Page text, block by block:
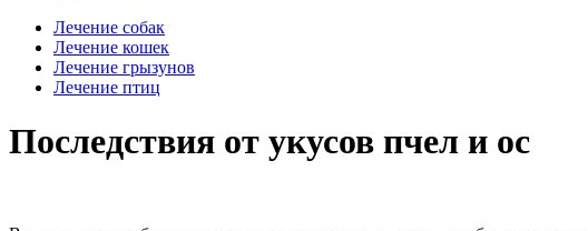
Лечение собак
Лечение кошек
Лечение грызунов
Лечение птиц
Последствия от укусов пчел и ос